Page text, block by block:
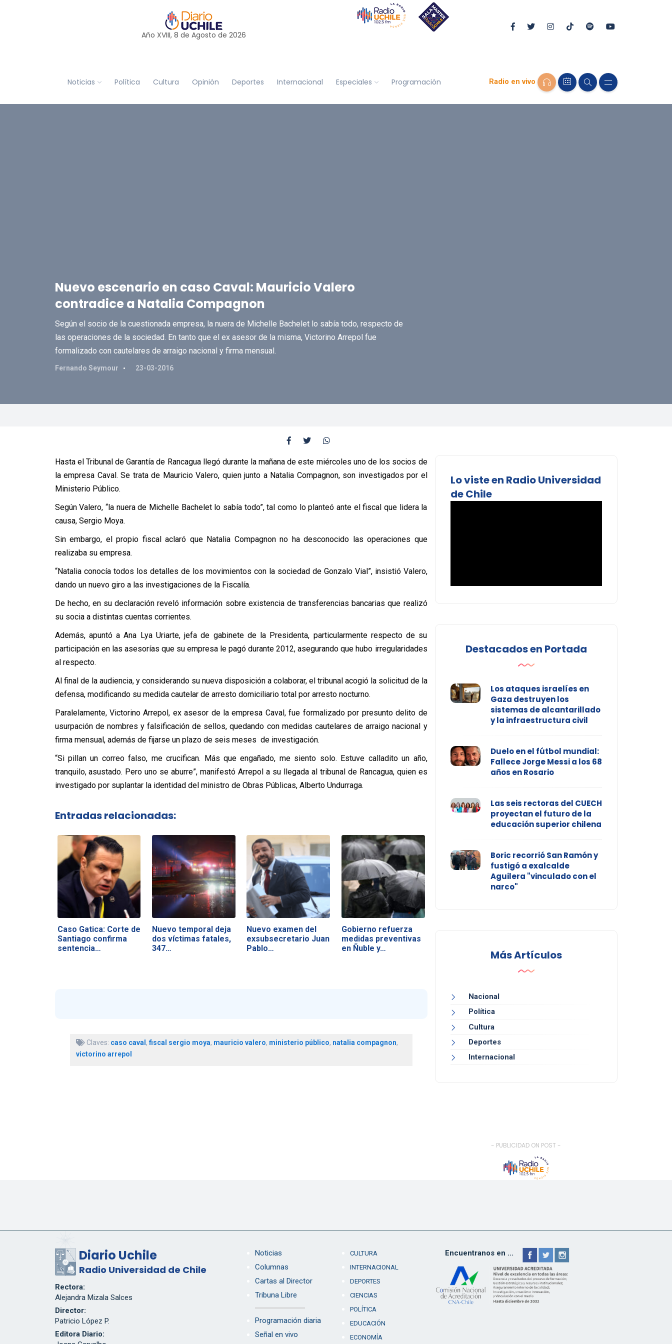
Año XVIII, 8 de Agosto de 2026
Noticias Política Cultura Opinión Deportes Internacional Especiales Programación Radio en vivo
Nuevo escenario en caso Caval: Mauricio Valero
contradice a Natalia Compagnon
Según el socio de la cuestionada empresa, la nuera de Michelle Bachelet lo sabía todo, respecto de
las operaciones de la sociedad. En tanto que el ex asesor de la misma, Victorino Arrepol fue
formalizado con cautelares de arraigo nacional y firma mensual.
Fernando Seymour 23-03-2016
Hasta el Tribunal de Garantía de Rancagua llegó durante la mañana de este miércoles uno de los socios de
la empresa Caval. Se trata de Mauricio Valero, quien junto a Natalia Compagnon, son investigados por el
Ministerio Público.
Según Valero, “la nuera de Michelle Bachelet lo sabía todo”, tal como lo planteó ante el fiscal que lidera la
causa, Sergio Moya.
Sin embargo, el propio fiscal aclaró que Natalia Compagnon no ha desconocido las operaciones que
realizaba su empresa.
“Natalia conocía todos los detalles de los movimientos con la sociedad de Gonzalo Vial”, insistió Valero,
dando un nuevo giro a las investigaciones de la Fiscalía.
De hecho, en su declaración reveló información sobre existencia de transferencias bancarias que realizó
su socia a distintas cuentas corrientes.
Además, apuntó a Ana Lya Uriarte, jefa de gabinete de la Presidenta, particularmente respecto de su
participación en las asesorías que su empresa le pagó durante 2012, asegurando que hubo irregularidades
al respecto.
Al final de la audiencia, y considerando su nueva disposición a colaborar, el tribunal acogió la solicitud de la
defensa, modificando su medida cautelar de arresto domiciliario total por arresto nocturno.
Paralelamente, Victorino Arrepol, ex asesor de la empresa Caval, fue formalizado por presunto delito de
usurpación de nombres y falsificación de sellos, quedando con medidas cautelares de arraigo nacional y
firma mensual, además de fijarse un plazo de seis meses de investigación.
“Si pillan un correo falso, me crucifican. Más que engañado, me siento solo. Estuve calladito un año,
tranquilo, asustado. Pero uno se aburre”, manifestó Arrepol a su llegada al tribunal de Rancagua, quien es
investigado por suplantar la identidad del ministro de Obras Públicas, Alberto Undurraga.
Entradas relacionadas:
Caso Gatica: Corte de
Santiago confirma
sentencia…
Nuevo temporal deja
dos víctimas fatales,
347…
Nuevo examen del
exsubsecretario Juan
Pablo…
Gobierno refuerza
medidas preventivas
en Ñuble y…
Claves: caso caval , fiscal sergio moya, mauricio valero, ministerio público, natalia compagnon,
victorino arrepol
Lo viste en Radio Universidad
de Chile
Destacados en Portada
Los ataques israelíes en
Gaza destruyen los
sistemas de alcantarillado
y la infraestructura civil
Duelo en el fútbol mundial:
Fallece Jorge Messi a los 68
años en Rosario
Las seis rectoras del CUECH
proyectan el futuro de la
educación superior chilena
Boric recorrió San Ramón y
fustigó a exalcalde
Aguilera "vinculado con el
narco"
Más Artículos
Nacional
Política
Cultura
Deportes
Internacional
- PUBLICIDAD ON POST -
Diario Uchile
Radio Universidad de Chile
Rectora:
Alejandra Mizala Salces
Director:
Patricio López P.
Editora Diario:
Noticias
Columnas
Cartas al Director
Tribuna Libre
Programación diaria
Señal en vivo
CULTURA
INTERNACIONAL
DEPORTES
CIENCIAS
POLÍTICA
EDUCACIÓN
ECONOMÍA
Encuentranos en ...